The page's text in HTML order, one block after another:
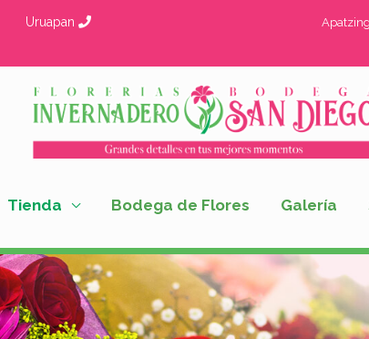
Uruapan
Tienda Bodega de Flores Galería